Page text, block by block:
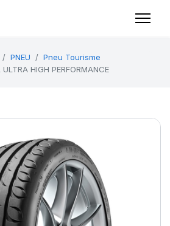
PNEU
Pneu Tourisme
HIGH PERFORMANCE